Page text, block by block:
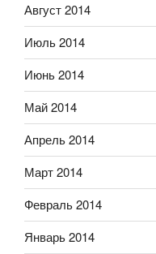
Август 2014
Июль 2014
Июнь 2014
Май 2014
Апрель 2014
Март 2014
Февраль 2014
Январь 2014